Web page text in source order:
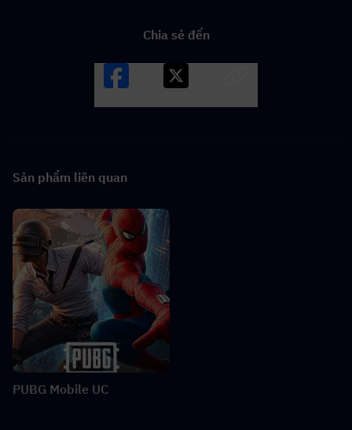
Chia sẻ đến
Sản phẩm liên quan
PUBG Mobile UC